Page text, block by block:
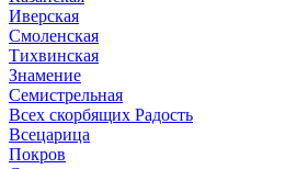
Иверская
Смоленская
Тихвинская
Знамение
Семистрельная
Всех скорбящих Радость
Всецарица
Покров